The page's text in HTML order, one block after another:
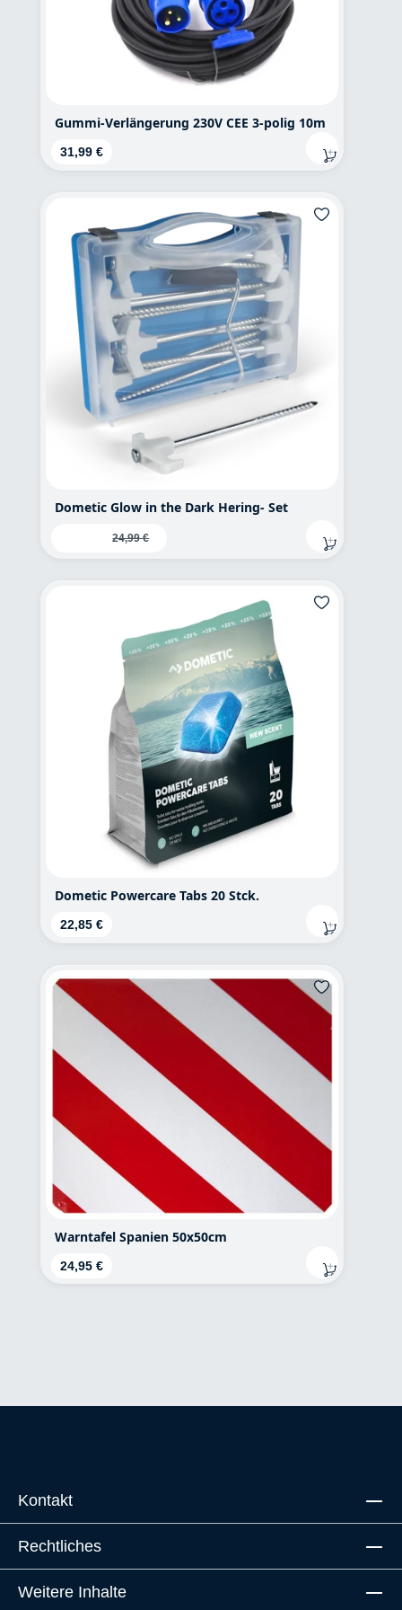
Gummi-Verlängerung 230V CEE 3-polig 10m
Regulärer Preis:
31,99 €
Dometic Glow in the Dark Hering- Set
Verkaufspreis:
Regulärer Preis:
24,99 €
Dometic Powercare Tabs 20 Stck.
Regulärer Preis:
22,85 €
Warntafel Spanien 50x50cm
Regulärer Preis:
24,95 €
Kontakt
Rechtliches
Weitere Inhalte